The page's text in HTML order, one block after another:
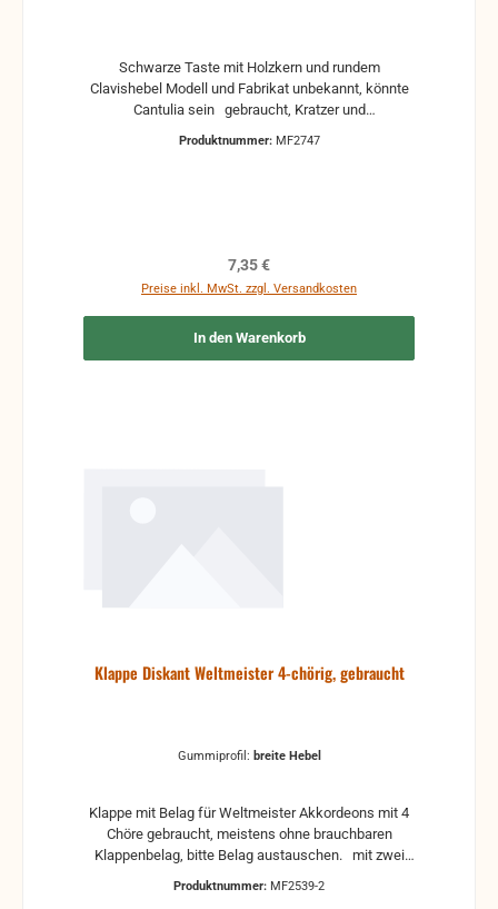
Schwarze Taste mit Holzkern und rundem
Clavishebel Modell und Fabrikat unbekannt, könnte
Cantulia sein gebraucht, Kratzer und
Produktnummer: MF2747
Regulärer Preis:
7,35 €
Preise inkl. MwSt. zzgl. Versandkosten
In den Warenkorb
Klappe Diskant Weltmeister 4-chörig, gebraucht
Gummiprofil: breite Hebel
Klappe mit Belag für Weltmeister Akkordeons mit 4
Chöre gebraucht, meistens ohne brauchbaren
Klappenbelag, bitte Belag austauschen. mit zwei
Produktnummer: MF2539-2